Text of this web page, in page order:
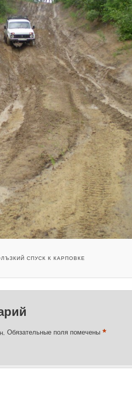
СПУСК К КАРПОВКЕ
Обязательные поля помечены*